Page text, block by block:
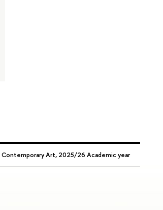
Contemporary Art, 2025/26 Academic year